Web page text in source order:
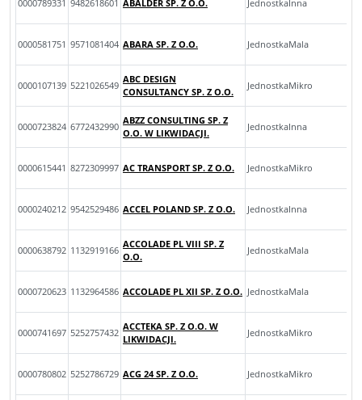
0000789331 9482618601 ABALDER SP. Z O.O. JednostkaInna
0000581751 9571081404 ABARA SP. Z O.O. JednostkaMala
0000107139 5221026549
ABC DESIGN
CONSULTANCY SP. Z O.O.
JednostkaMikro
0000723824 6772432990
ABZZ CONSULTING SP. Z
O.O. W LIKWIDACJI.
JednostkaInna
0000615441 8272309997 AC TRANSPORT SP. Z O.O. JednostkaMikro
0000240212 9542529486 ACCEL POLAND SP. Z O.O. JednostkaInna
0000638792 1132919166
ACCOLADE PL VIII SP. Z
O.O.
JednostkaMala
0000720623 1132964586 ACCOLADE PL XII SP. Z O.O. JednostkaMala
0000741697 5252757432
ACCTEKA SP. Z O.O. W
LIKWIDACJI.
JednostkaMikro
0000780802 5252786729 ACG 24 SP. Z O.O. JednostkaMikro